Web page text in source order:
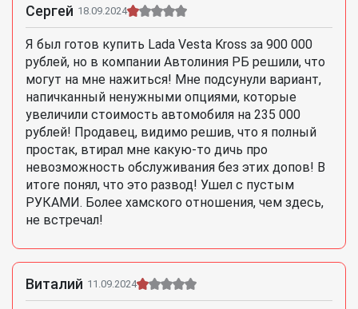
Сергей 18.09.2024
Я был готов купить Lada Vesta Kross за 900 000
рублей, но в компании Автолиния РБ решили, что
могут на мне нажиться! Мне подсунули вариант,
напичканный ненужными опциями, которые
увеличили стоимость автомобиля на 235 000
рублей! Продавец, видимо решив, что я полный
простак, втирал мне какую-то дичь про
невозможность обслуживания без этих допов! В
итоге понял, что это развод! Ушел с пустым
РУКАМИ. Более хамского отношения, чем здесь,
не встречал!
Виталий 11.09.2024